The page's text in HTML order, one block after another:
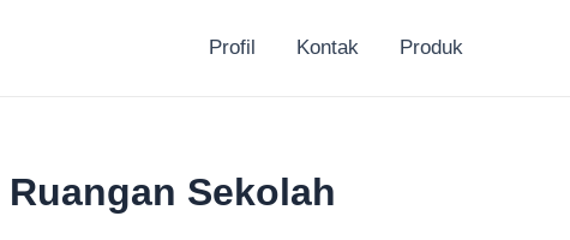
Profil Kontak Produk
Sekolah